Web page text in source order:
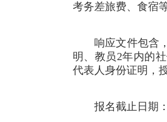
考务差旅费、食宿
响应文件包含
明、教员2年内的
代表人身份证明，
报名截止日期